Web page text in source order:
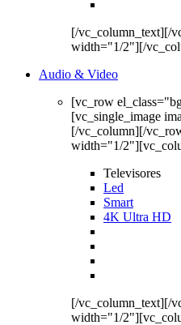
[/vc_column_text][/
width="1/2"][/
Audio & Video
[vc_row
[vc_single_image
[/vc_column][/
width="1/
Televisores
Led
Smart
4K Ultra HD
[/vc_column_text][/
width="1/